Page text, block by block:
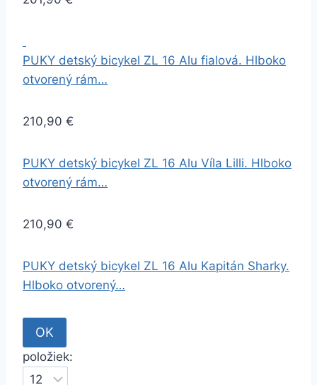
PUKY detský bicykel ZL 16 Alu fialová. Hlboko
otvorený rám…
210,90 €
PUKY detský bicykel ZL 16 Alu Víla Lilli. Hlboko
otvorený rám…
210,90 €
PUKY detský bicykel ZL 16 Alu Kapitán Sharky.
Hlboko otvorený…
položiek: